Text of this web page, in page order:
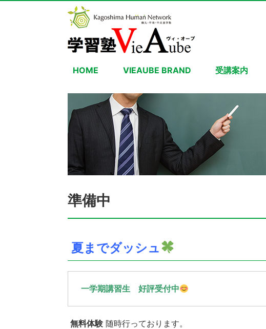
HOME VIEAUBE BRAND 受講案内
準備中
夏までダッシュ
一学期講習生 好評受付中
無料体験 随時行っております。